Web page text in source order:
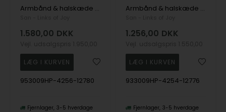
Armbånd & halskæde i sterlingsølv med 14kt guld & ferskvandsperler 18+4 cm, fra San - Links of Joy
1.580,00 DKK
953009HP-4256-12780
Fjernlager 3-5 hverdage
Armbånd & halskæde i sterlingsølv med 9kt guld & ferskvandsperler 18+4 cm, fra San - Links of Joy
1.256,00 DKK
933009HP-4254-12776
Fjernlager 3-5 hverdage